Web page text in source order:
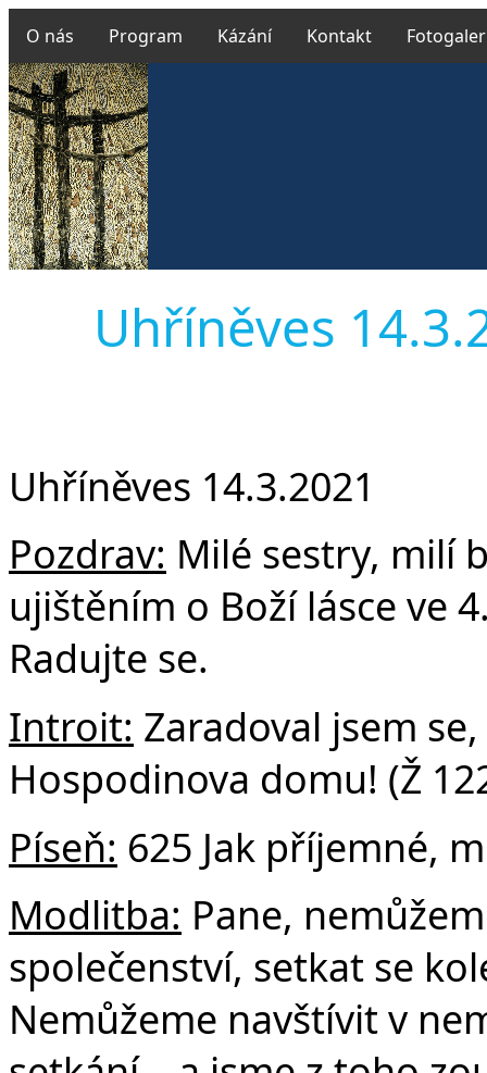
O nás Program Kázání Kontakt
Uhříněves
Uhříněves 14.3.2021
Pozdrav: Milé sestry, milí
ujištěním o Boží lásce ve
Radujte se.
Introit: Zaradoval jsem
Hospodinova domu! (Ž
Píseň: 625 Jak příjemné,
Modlitba: Pane,
společenství, setkat se
Nemůžeme navštívit v